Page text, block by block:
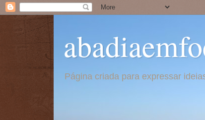
Página criada para expressar